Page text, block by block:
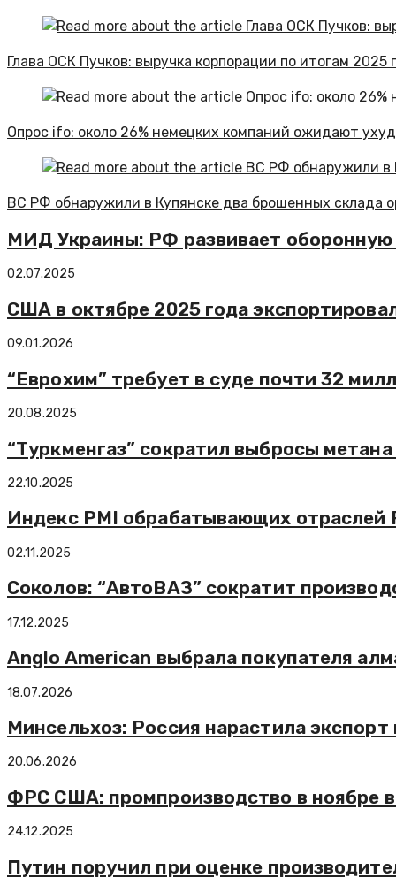
Глава ОСК Пучков: выручка корпорации по итогам
Опрос ifo: около 26% немецких компаний ожидают
ВС РФ обнаружили в Купянске два брошенных склада
МИД Украины: РФ развивает
02.07.2025
США в октябре 2025 года
09.01.2026
“Еврохим” требует в суде почти 32
20.08.2025
“Туркменгаз” сократил выбросы
22.10.2025
Индекс PMI обрабатывающих отраслей
02.11.2025
Соколов: “АвтоВАЗ” сократит
17.12.2025
Anglo American выбрала покупателя
18.07.2026
Минсельхоз: Россия нарастила
20.06.2026
ФРС США: промпроизводство в ноябре
24.12.2025
Путин поручил при оценке